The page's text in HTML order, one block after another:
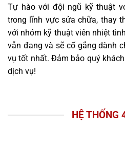
Tự hào với đội ngũ kỹ thuật
trong lĩnh vực sửa chữa, thay
với nhóm kỹ thuật viên nhiệt
vẫn đang và sẽ cố gắng dành
vụ tốt nhất. Đảm bảo quý
dịch vụ!
HỆ THỐNG